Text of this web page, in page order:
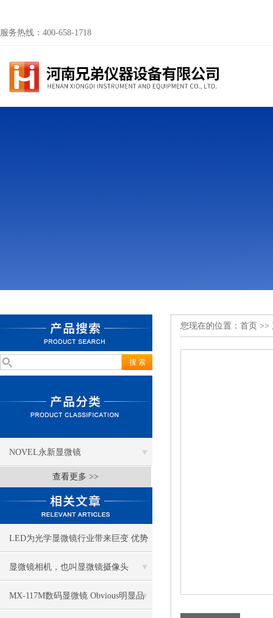
服务热线：400-658-1718
NOVEL永新显微镜
查看更多 >>
LED为光学显微镜行业带来巨变 优势
比传统卤素更明显
显微镜相机，也叫显微镜摄像头
MX-117M数码显微镜 Obvious明显品
您现在的位置： 首页 >>